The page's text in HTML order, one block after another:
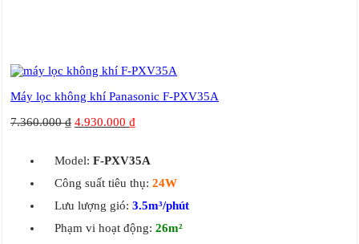
Máy lọc không khí Panasonic F-PXV35A
7.360.000₫ 4.930.000 ₫
Model: F-PXV35A
Công suất tiêu thụ: 24W
Lưu lượng gió: 3.5m³/phút
Phạm vi hoạt động: 26m²